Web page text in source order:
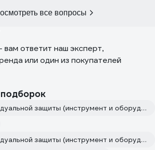
все вопросы
вам ответит наш эксперт,
или один из покупателей
Средства индивидуальной защиты (инструмент и оборудование для покраски авто)
Средства индивидуальной защиты (инструмент и оборудование для кузовного ремонта)